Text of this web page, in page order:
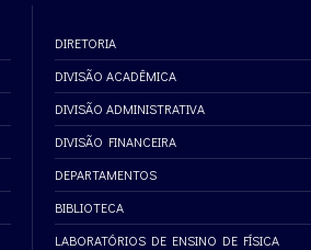
DIRETORIA
DIVISÃO ACADÊMICA
DIVISÃO ADMINISTRATIVA
DIVISÃO FINANCEIRA
DEPARTAMENTOS
BIBLIOTECA
LABORATÓRIOS DE ENSINO DE FÍSICA